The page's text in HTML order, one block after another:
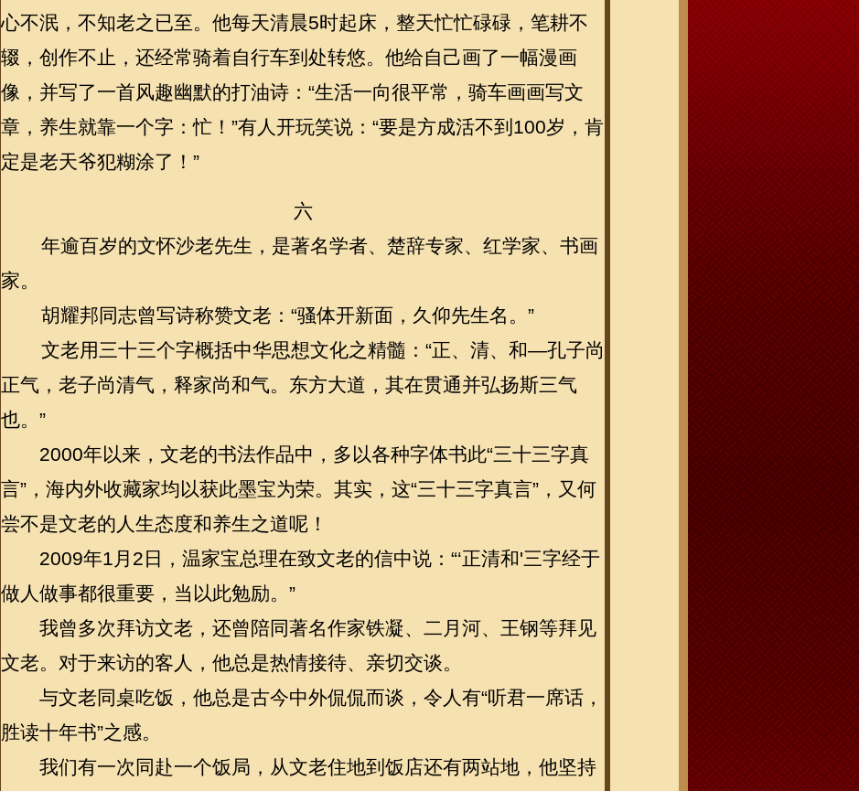
心不泯，不知老之已至。他每天清晨5时起床，整天忙忙碌碌，笔耕不
辍，创作不止，还经常骑着自行车到处转悠。他给自己画了一幅漫画
像，并写了一首风趣幽默的打油诗：“生活一向很平常，骑车画画写文
章，养生就靠一个字：忙！”有人开玩笑说：“要是方成活不到100岁，肯
定是老天爷犯糊涂了！”
六
年逾百岁的文怀沙老先生，是著名学者、楚辞专家、红学家、书画
家。
胡耀邦同志曾写诗称赞文老：“骚体开新面，久仰先生名。”
文老用三十三个字概括中华思想文化之精髓：“正、清、和—孔子尚
正气，老子尚清气，释家尚和气。东方大道，其在贯通并弘扬斯三气
也。”
2000年以来，文老的书法作品中，多以各种字体书此“三十三字真
言”，海内外收藏家均以获此墨宝为荣。其实，这“三十三字真言”，又何
尝不是文老的人生态度和养生之道呢！
2009年1月2日，温家宝总理在致文老的信中说：“‘正清和'三字经于
做人做事都很重要，当以此勉励。”
我曾多次拜访文老，还曾陪同著名作家铁凝、二月河、王钢等拜见
文老。对于来访的客人，他总是热情接待、亲切交谈。
与文老同桌吃饭，他总是古今中外侃侃而谈，令人有“听君一席话，
胜读十年书”之感。
我们有一次同赴一个饭局，从文老住地到饭店还有两站地，他坚持